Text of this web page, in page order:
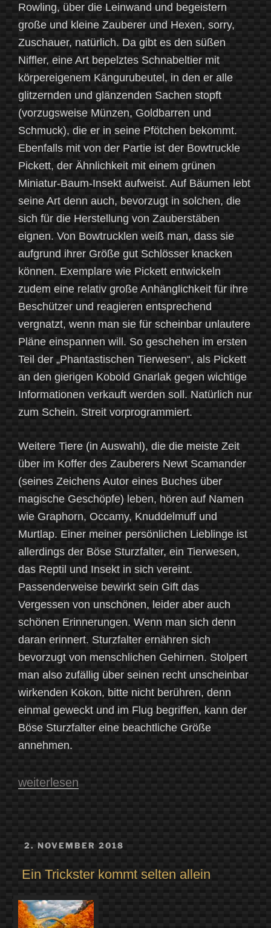
Rowling, über die Leinwand und begeistern
große und kleine Zauberer und Hexen, sorry,
Zuschauer, natürlich. Da gibt es den süßen
Niffler, eine Art bepelztes Schnabeltier mit
körpereigenem Kängurubeutel, in den er alle
glitzernden und glänzenden Sachen stopft
(vorzugsweise Münzen, Goldbarren und
Schmuck), die er in seine Pfötchen bekommt.
Ebenfalls mit von der Partie ist der Bowtruckle
Pickett, der Ähnlichkeit mit einem grünen
Miniatur-Baum-Insekt aufweist. Auf Bäumen lebt
seine Art denn auch, bevorzugt in solchen, die
sich für die Herstellung von Zauberstäben
eignen. Von Bowtrucklen weiß man, dass sie
aufgrund ihrer Größe gut Schlösser knacken
können. Exemplare wie Pickett entwickeln
zudem eine relativ große Anhänglichkeit für ihre
Beschützer und reagieren entsprechend
vergnatzt, wenn man sie für scheinbar unlautere
Pläne einspannen will. So geschehen im ersten
Teil der „Phantastischen Tierwesen“, als Pickett
an den gierigen Kobold Gnarlak gegen wichtige
Informationen verkauft werden soll. Natürlich nur
zum Schein. Streit vorprogrammiert.
Weitere Tiere (in Auswahl), die die meiste Zeit
über im Koffer des Zauberers Newt Scamander
(seines Zeichens Autor eines Buches über
magische Geschöpfe) leben, hören auf Namen
wie Graphorn, Occamy, Knuddelmuff und
Murtlap. Einer meiner persönlichen Lieblinge ist
allerdings der Böse Sturzfalter, ein Tierwesen,
das Reptil und Insekt in sich vereint.
Passenderweise bewirkt sein Gift das
Vergessen von unschönen, leider aber auch
schönen Erinnerungen. Wenn man sich denn
daran erinnert. Sturzfalter ernähren sich
bevorzugt von menschlichen Gehirnen. Stolpert
man also zufällig über seinen recht unscheinbar
wirkenden Kokon, bitte nicht berühren, denn
einmal geweckt und im Flug begriffen, kann der
Böse Sturzfalter eine beachtliche Größe
annehmen.
„Tierwesen:
mythisch-
Beziehung“
weiterlesen
VERÖFFENTLICHT
2. NOVEMBER 2018
Ein Trickster kommt selten allein